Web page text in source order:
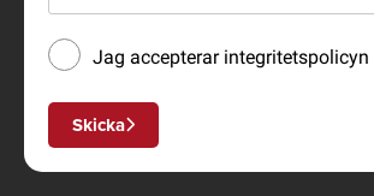
Jag accepterar integritetspolicyn
Skicka